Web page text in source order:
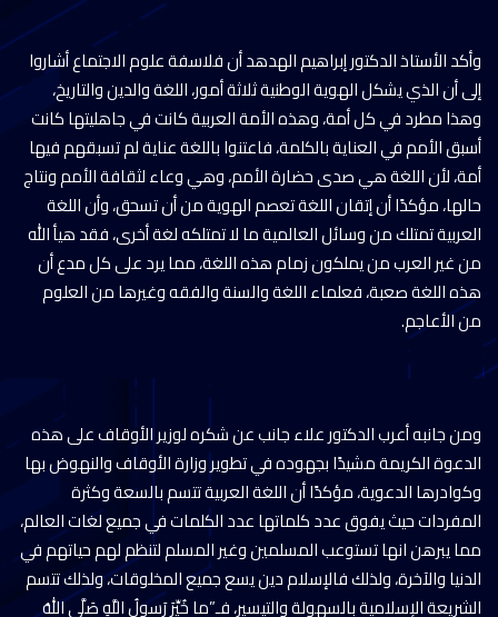
وأكد الأستاذ الدكتور إبراهيم الهدهد أن فلاسفة علوم الاجتماع أشاروا
إلى أن الذي يشكل الهوية الوطنية ثلاثة أمور، اللغة والدين والتاريخ،
وهذا مطرد في كل أمة، وهذه الأمة العربية كانت في جاهليتها كانت
أسبق الأمم في العناية بالكلمة، فاعتنوا باللغة عناية لم تسبقهم فيها
أمة، لأن اللغة هي صدى حضارة الأمم، وهي وعاء لثقافة الأمم ونتاج
حالها، مؤكدًا أن إتقان اللغة تعصم الهوية من أن تسحق، وأن اللغة
العربية تمتلك من وسائل العالمية ما لا تمتلكه لغة أخرى، فقد هيأ الله
من غير العرب من يملكون زمام هذه اللغة، مما يرد على كل مدع أن
هذه اللغة صعبة، فعلماء اللغة والسنة والفقه وغيرها من العلوم
من الأعاجم.
ومن جانبه أعرب الدكتور علاء جانب عن شكره لوزير الأوقاف على هذه
الدعوة الكريمة مشيدًا بجهوده في تطوير وزارة الأوقاف والنهوض بها
وكوادرها الدعوية، مؤكدًا أن اللغة العربية تتسم بالسعة وكثرة
المفردات حيث يفوق عدد كلماتها عدد الكلمات في جميع لغات العالم،
مما يبرهن انها تستوعب المسلمين وغير المسلم لتنظم لهم حياتهم في
الدنيا والآخرة، ولذلك فالإسلام دين يسع جميع المخلوقات، ولذلك تتسم
الشريعة الإسلامية بالسهولة والتيسير، فـ”ما خُيِّرَ رَسولُ اللَّهِ صَلَّى اللهُ